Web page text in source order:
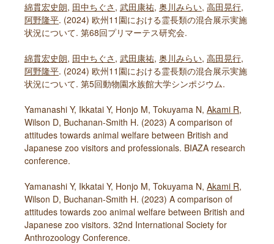
綿貫宏史朗, 田中ちぐさ , 武田康祐, 奥川みらい, 高田晃行,
阿野隆平. (2024) 欧州11園における霊長類の混合展示実施
状況について. 第68回プリマーテス研究会.
綿貫宏史朗, 田中ちぐさ , 武田康祐, 奥川みらい, 高田晃行,
阿野隆平. (2024) 欧州11園における霊長類の混合展示実施
状況について. 第5回動物園水族館大学シンポジウム.
Yamanashi Y, Ikkatai Y, Honjo M, Tokuyama N, Akami R,
Wilson D, Buchanan-Smith H. (2023) A comparison of
attitudes towards animal welfare between British and
Japanese zoo visitors and professionals. BIAZA research
conference.
Yamanashi Y, Ikkatai Y, Honjo M, Tokuyama N, Akami R,
Wilson D, Buchanan-Smith H. (2023) A comparison of
attitudes towards zoo animal welfare between British and
Japanese zoo visitors. 32nd International Society for
Anthrozoology Conference.